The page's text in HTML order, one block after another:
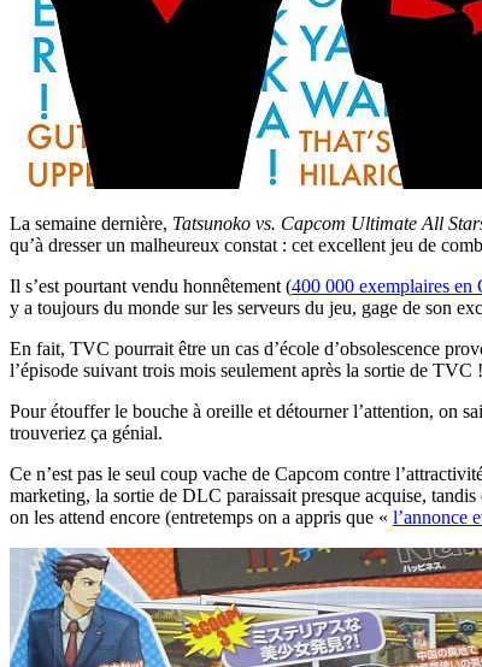
La semaine dernière, Tatsunoko vs. Capcom Ultimate All
qu’à dresser un malheureux constat : cet excellent jeu de
Il s’est pourtant vendu honnêtement (400 000 exemplaires en
y a toujours du monde sur les serveurs du jeu, gage de son
En fait, TVC pourrait être un cas d’école d’obsolescence
l’épisode suivant trois mois seulement après la sortie de TVC !
Pour étouffer le bouche à oreille et détourner l’attention, on
trouveriez ça génial.
Ce n’est pas le seul coup vache de Capcom contre
marketing, la sortie de DLC paraissait presque acquise,
on les attend encore (entretemps on a appris que « l’annonce